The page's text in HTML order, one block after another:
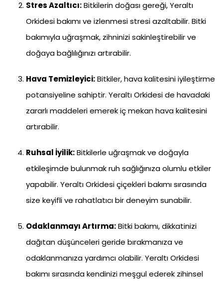
Stres Azaltıcı:Bitkilerin doğası gereği, Yeraltı
Orkidesi bakımı ve izlenmesi stresi azaltabilir. Bitki
bakımıyla uğraşmak, zihninizi sakinleştirebilir ve
doğaya bağlılığınızı artırabilir.
Hava Temizleyici:Bitkiler, hava kalitesini iyileştirme
potansiyeline sahiptir. Yeraltı Orkidesi de havadaki
zararlı maddeleri emerek iç mekan hava kalitesini
artırabilir.
Ruhsal İyilik:Bitkilerle uğraşmak ve doğayla
etkileşimde bulunmak ruh sağlığınıza olumlu etkiler
yapabilir. Yeraltı Orkidesi çiçekleri bakımı sırasında
size keyifli ve rahatlatıcı bir deneyim sunabilir.
Odaklanmayı Artırma:Bitki bakımı, dikkatinizi
dağıtan düşünceleri geride bırakmanıza ve
odaklanmanıza yardımcı olabilir. Yeraltı Orkidesi
bakımı sırasında kendinizi meşgul ederek zihinsel